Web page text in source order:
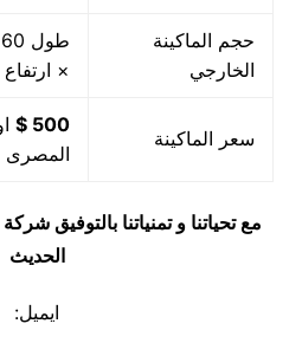
حجم الماكينة
الخارجي
× ارتفاع 60 سم
سعر الماكينة
500 $
المصرى
مع تحياتنا و تمنياتنا بالتوفيق
الحديث
ايميل: